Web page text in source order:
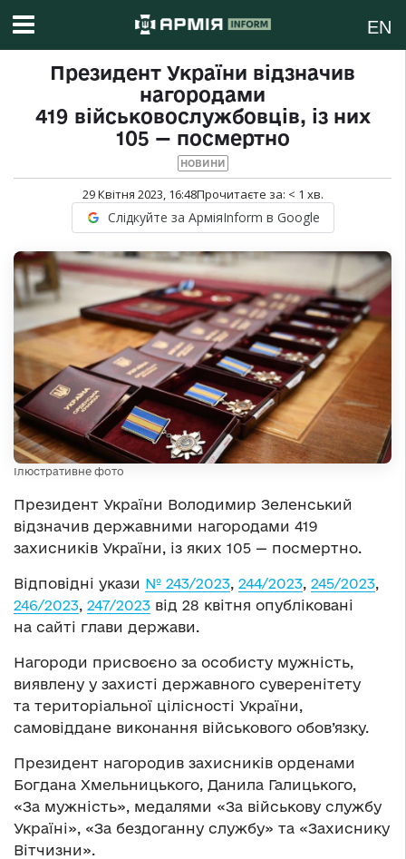
EN
Президент України відзначив
нагородами
419 військовослужбовців, із них
105 — посмертно
НОВИНИ
29 Квітня 2023, 16:48Прочитаєте за: < 1 хв.
Слідкуйте за АрміяInform в Google
Ілюстративне фото
Президент України Володимир Зеленський
відзначив державними нагородами 419
захисників України, із яких 105 — посмертно.
Відповідні укази № 243/2023, 244/2023, 245/2023,
246/2023, 247/2023 від 28 квітня опубліковані
на сайті глави держави.
Нагороди присвоєно за особисту мужність,
виявлену у захисті державного суверенітету
та територіальної цілісності України,
самовіддане виконання військового обов’язку.
Президент нагородив захисників орденами
Богдана Хмельницького, Данила Галицького,
«За мужність», медалями «За військову службу
Україні», «За бездоганну службу» та «Захиснику
Вітчизни».